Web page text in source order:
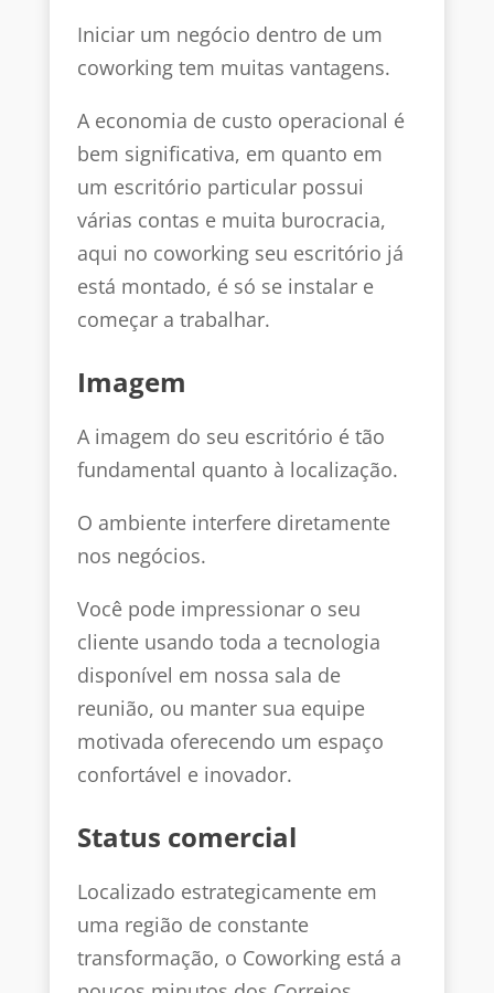
Iniciar um negócio dentro de um
coworking tem muitas vantagens.
A economia de custo operacional é
bem significativa, em quanto em
um escritório particular possui
várias contas e muita burocracia,
aqui no coworking seu escritório já
está montado, é só se instalar e
começar a trabalhar.
Imagem
A imagem do seu escritório é tão
fundamental quanto à localização.
O ambiente interfere diretamente
nos negócios.
Você pode impressionar o seu
cliente usando toda a tecnologia
disponível em nossa sala de
reunião, ou manter sua equipe
motivada oferecendo um espaço
confortável e inovador.
Status comercial
Localizado estrategicamente em
uma região de constante
transformação, o Coworking está a